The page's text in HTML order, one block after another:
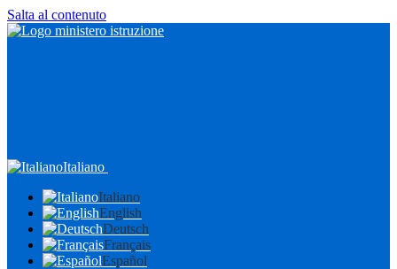
Salta al contenuto
Italiano
Italiano
English
Deutsch
Français
Español